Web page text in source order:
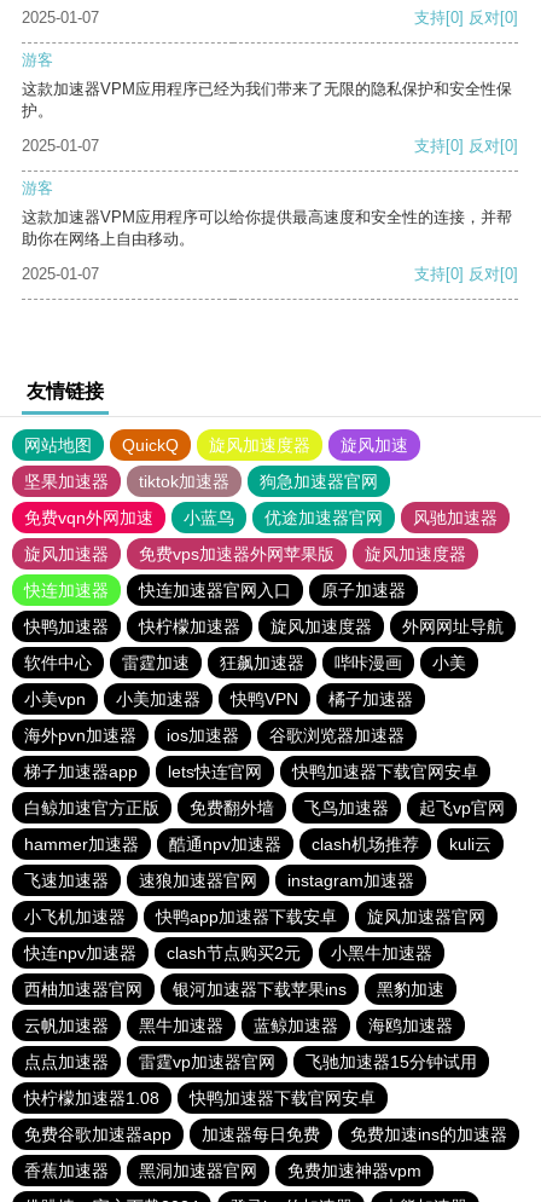
2025-01-07 支持[0] 反对[0]
游客
这款加速器VPM应用程序已经为我们带来了无限的隐私保护和安全性保
护。
2025-01-07
支持[0] 反对[0]
游客
这款加速器VPM应用程序可以给你提供最高速度和安全性的连接，并帮
助你在网络上自由移动。
2025-01-07
支持[0] 反对[0]
友情链接
网站地图 QuickQ 旋风加速度器
旋风加速
坚果加速器
tiktok加速器
狗急加速器官网
免费vqn外网加速
小蓝鸟 优途加速器官网
风驰加速器
旋风加速器
免费vps加速器外网苹果版
旋风加速度器
快连加速器
快连加速器官网入口
原子加速器
快鸭加速器
快柠檬加速器 旋风加速度器
外网网址导航
软件中心
雷霆加速 狂飙加速器 哔咔漫画
小美
小美vpn
小美加速器 快鸭VPN
橘子加速器
海外pvn加速器
ios加速器
谷歌浏览器加速器
梯子加速器app
lets快连官网
快鸭加速器下载官网安卓
白鲸加速官方正版
免费翻外墙 飞鸟加速器
起飞vp官网
hammer加速器
酷通npv加速器 clash机场推荐
kuli云
飞速加速器
速狼加速器官网
instagram加速器
小飞机加速器
快鸭app加速器下载安卓
旋风加速器官网
快连npv加速器
clash节点购买2元
小黑牛加速器
西柚加速器官网
银河加速器下载苹果ins
黑豹加速
云帆加速器
黑牛加速器 蓝鲸加速器
海鸥加速器
点点加速器
雷霆vp加速器官网
飞驰加速器15分钟试用
快柠檬加速器1.08
快鸭加速器下载官网安卓
免费谷歌加速器app
加速器每日免费
免费加速ins的加速器
香蕉加速器
黑洞加速器官网
免费加速神器vpm